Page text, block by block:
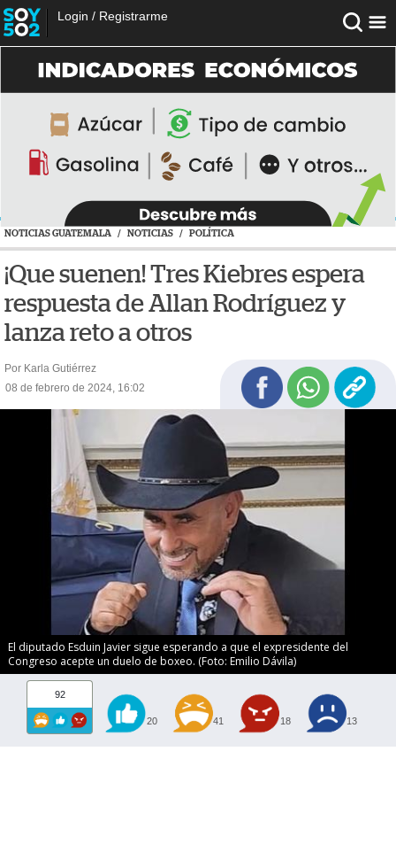
Login / Registrarme
NOTICIAS GUATEMALA / NOTICIAS / POLÍTICA
¡Que suenen! Tres Kiebres espera
respuesta de Allan Rodríguez y
lanza reto a otros
Por Karla Gutiérrez
08 de febrero de 2024, 16:02
El diputado Esduin Javier sigue esperando a que el expresidente del
Congreso acepte un duelo de boxeo. (Foto: Emilio Dávila)
92
20 41 18 13